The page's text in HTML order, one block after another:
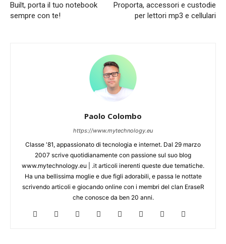
Built, porta il tuo notebook
sempre con te!
Proporta, accessori e custodie
per lettori mp3 e cellulari
Paolo Colombo
https://www.mytechnology.eu
Classe '81, appassionato di tecnologia e internet. Dal 29 marzo
2007 scrive quotidianamente con passione sul suo blog
www.mytechnology.eu | .it articoli inerenti queste due tematiche.
Ha una bellissima moglie e due figli adorabili, e passa le nottate
scrivendo articoli e giocando online con i membri del clan EraseR
che conosce da ben 20 anni.